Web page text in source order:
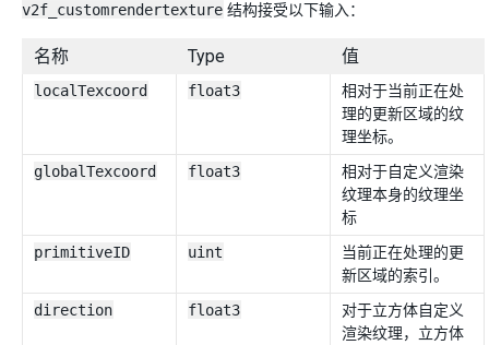
v2f_customrendertexture 结构接受以下输入：
名称 Type 值
localTexcoord float3
相对于当前正在处
理的更新区域的纹
理坐标。
globalTexcoord
float3
相对于自定义渲染
纹理本身的纹理坐
标
primitiveID
uint
当前正在处理的更
新区域的索引。
direction
float3
对于立方体自定义
渲染纹理，立方体